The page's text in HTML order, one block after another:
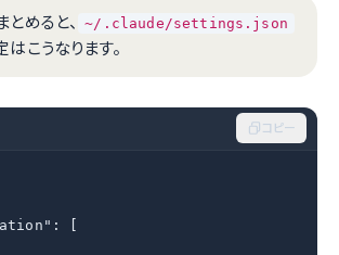
めると、 ~/.claude/settings.json
はこうなります。
コピー
[